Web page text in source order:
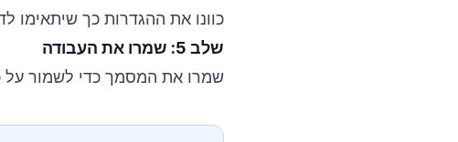
כוונו את ההגדרות כך שיתאימו
שלב 5: שמרו את העבודה
שמרו את המסמך כדי לשמור על